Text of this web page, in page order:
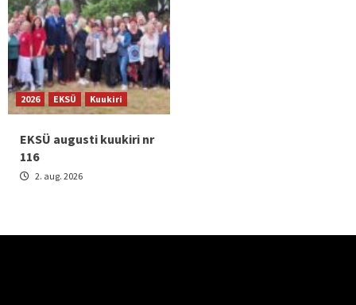
2026 EKSÜ Kuukiri
EKSÜ augusti kuukiri nr
116
2. aug. 2026